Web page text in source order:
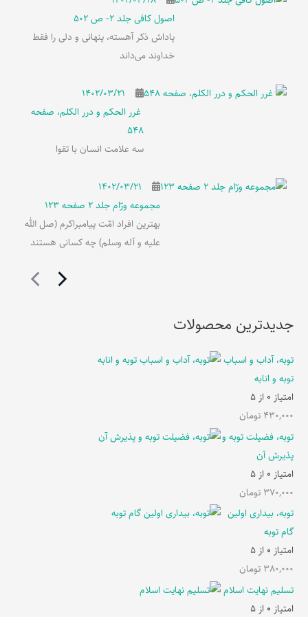
اصول کافی جلد 2- ص 502
پاداش ذکر آهسته، پنهانی و دلی را فقط
خداوند می‌داند
۱۴۰۲/۰۳/۲۱
غرر الحکم و درر الکلم، صفحه
548
سه علامت انسان با تقوا
۱۴۰۲/۰۳/۲۱
مجموعه ورّام جلد 2 صفحه 123
بهترین افراد امّت پیامبراکرم (صل الله
علیه و آله وسلم) چه کسانی هستند
جدیدترین محصولات
توبه، آداب و اسباب
توبه و انابه
امتیاز 0 از 5
430,000 تومان
توبه، فضیلت توبه و
پذیرش آن
امتیاز 0 از 5
370,000 تومان
توبه، بیداری اولین
گام توبه
امتیاز 0 از 5
380,000 تومان
تسلیم نهایت اسلام
امتیاز 0 از 5